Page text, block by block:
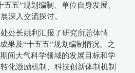
五”规划编制、单位自身发展、
深入交流探讨。
处长姚利汇报了研究所总体情
果及“十五五”规划编制情况。之
间大气科学领域的发展目标和学
化激励机制、科技创新体制机制